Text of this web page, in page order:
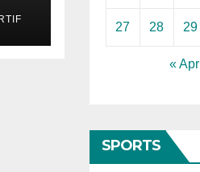
27 28 29
« Apr
SPORTS